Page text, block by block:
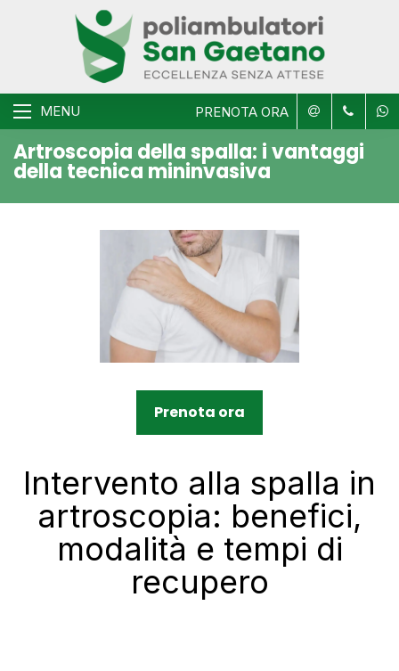
Artroscopia della spalla: i vantaggi
della tecnica mininvasiva
Prenota ora
Intervento alla spalla in
artroscopia: benefici,
modalità e tempi di
recupero
MENU PRENOTA ORA